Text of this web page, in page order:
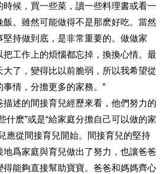
候，買一些菜，讀一些料理書或看一
。雖然可能做得不是那麽好吃。當然
持做到底，是非常重要的。做做家
工作上的煩惱都忘掉，換換心情。最
了，變得比以前脆弱，所以我希望從
情，分擔更多的家務。”
描述的間接育兒經歷來看，他們努力的
什麽”或是“給家庭分擔自己可以做的家
應從間接育兒開始。間接育兒的堅持
爲家庭與育兒做出了努力，也讓爸爸
得能夠直接幫助寶寶。爸爸和媽媽齊心